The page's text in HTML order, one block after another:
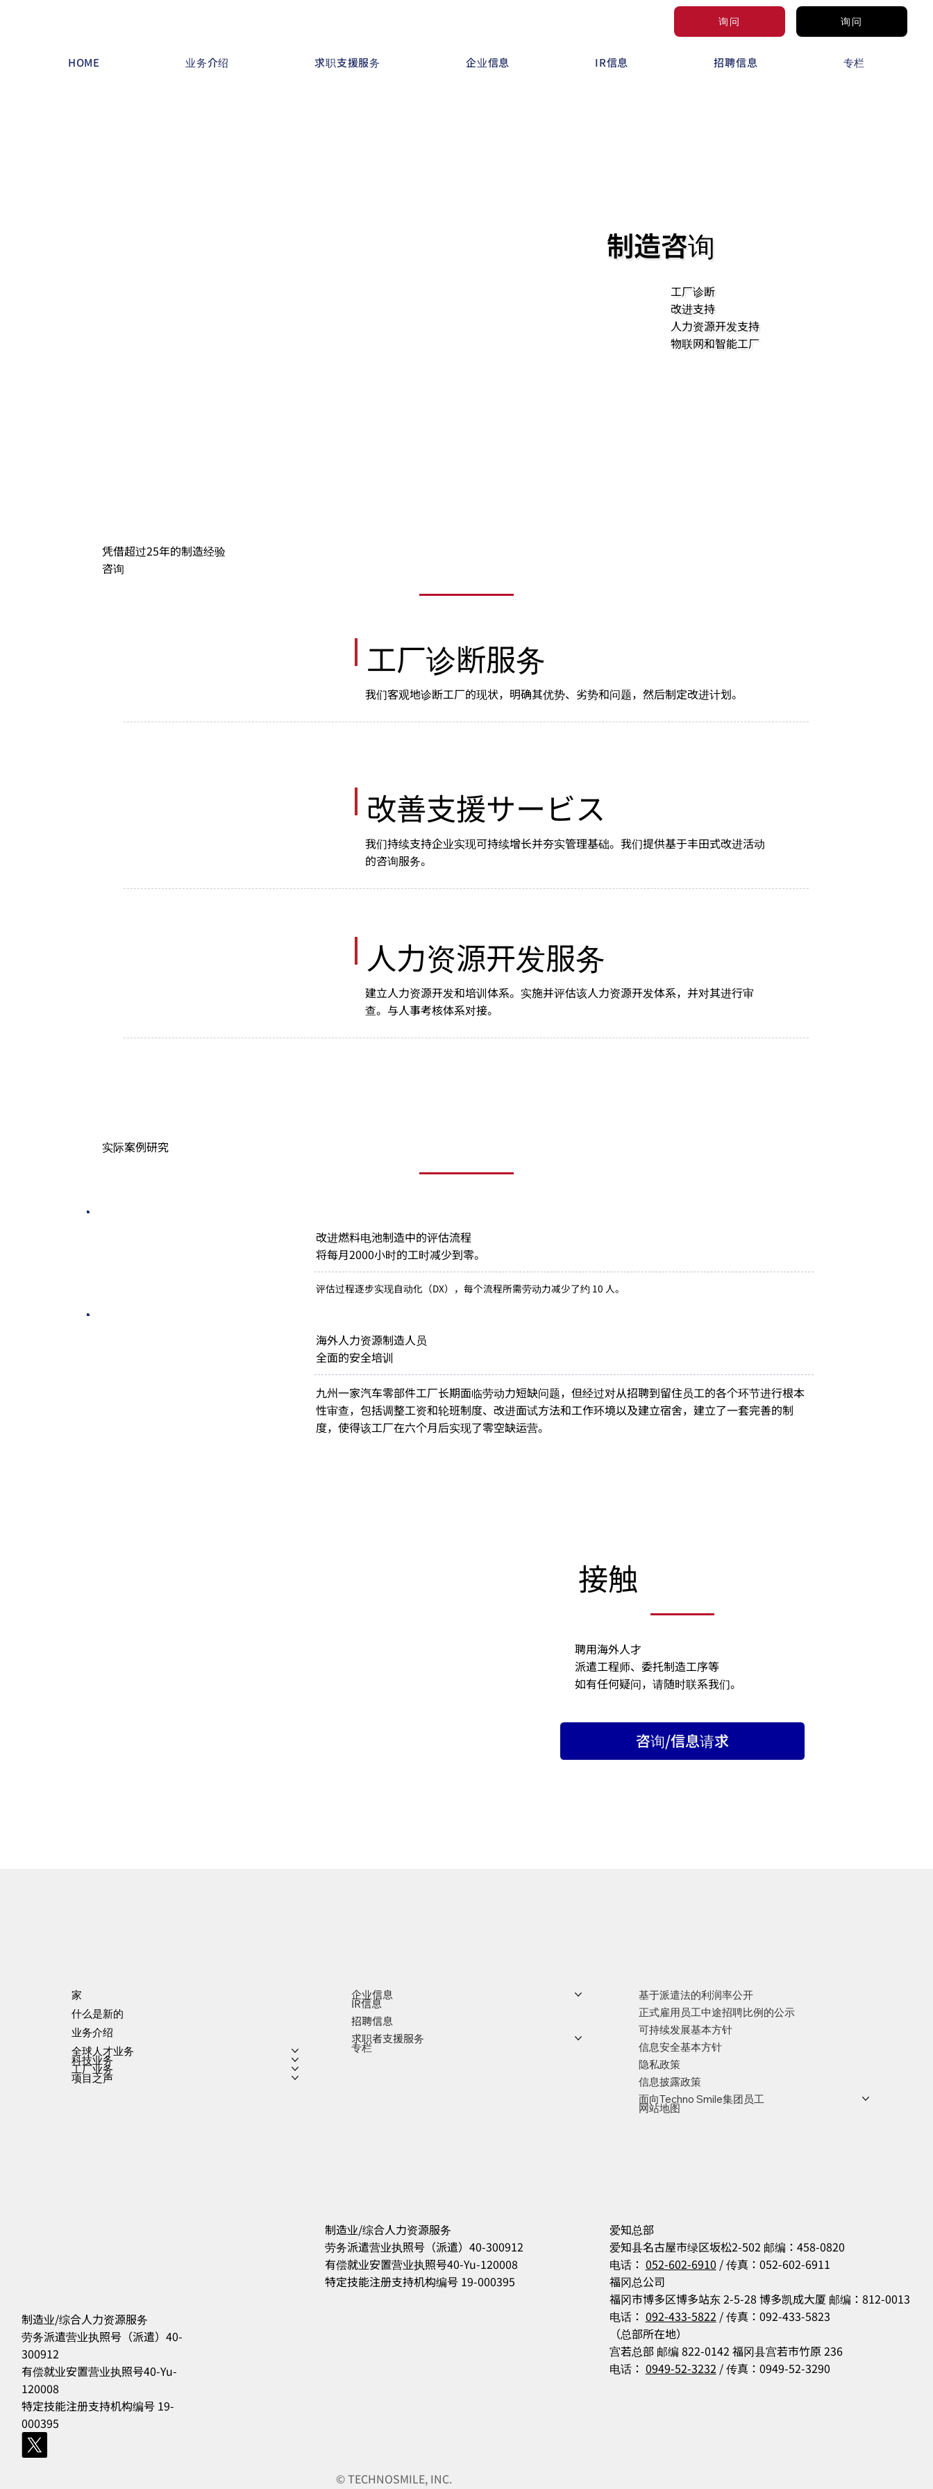
询问 询问
HOME 业务介绍 求职支援服务 企业信息 IR信息 招聘信息 专栏
凭借超过25年的制造经验
咨询
工厂诊断服务
我们客观地诊断工厂的现状，明确其优势、劣势和问题，然后制定改进计划。
改善支援サービス
我们持续支持企业实现可持续增长并夯实管理基础。我们提供基于丰田式改进活动
的咨询服务。
人力资源开发服务
建立人力资源开发和培训体系。实施并评估该人力资源开发体系，并对其进行审
查。与人事考核体系对接。
制造咨询
工厂诊断
改进支持
人力资源开发支持
物联网和智能工厂
实际案例研究
改进燃料电池制造中的评估流程
将每月2000小时的工时减少到零。
评估过程逐步实现自动化（DX），每个流程所需劳动力减少了约 10 人。
海外人力资源制造人员
全面的安全培训
九州一家汽车零部件工厂长期面临劳动力短缺问题，但经过对从招聘到留住员工的各个环节进行根本
性审查，包括调整工资和轮班制度、改进面试方法和工作环境以及建立宿舍，建立了一套完善的制
度，使得该工厂在六个月后实现了零空缺运营。
接触
聘用海外人才
派遣工程师、委托制造工序等
如有任何疑问，请随时联系我们。
咨询/信息请求
家
什么是新的
业务介绍
全球人才业务
科技业务
工厂业务
项目之声
企业信息
IR信息
招聘信息
求职者支援服务
专栏
基于派遣法的利润率公开
正式雇用员工中途招聘比例的公示
可持续发展基本方针
信息安全基本方针
隐私政策
信息披露政策
面向Techno Smile集团员工
网站地图
556
制造业/综合人力资源服务
劳务派遣营业执照号（派遣）40-
300912
有偿就业安置营业执照号40-Yu-
120008
特定技能注册支持机构编号 19-
000395
制造业/综合人力资源服务
劳务派遣营业执照号（派遣）40-300912
有偿就业安置营业执照号40-Yu-120008
特定技能注册支持机构编号 19-000395
爱知总部
爱知县名古屋市绿区坂松2-502 邮编：458-0820
电话： 052-602-6910 / 传真：052-602-6911
福冈总公司
福冈市博多区博多站东 2-5-28 博多凯成大厦 邮编：812-0013
电话： 092-433-5822 / 传真：092-433-5823
（总部所在地）
宫若总部 邮编 822-0142 福冈县宫若市竹原 236
电话： 0949-52-3232 / 传真：0949-52-3290
© TECHNOSMILE, INC.